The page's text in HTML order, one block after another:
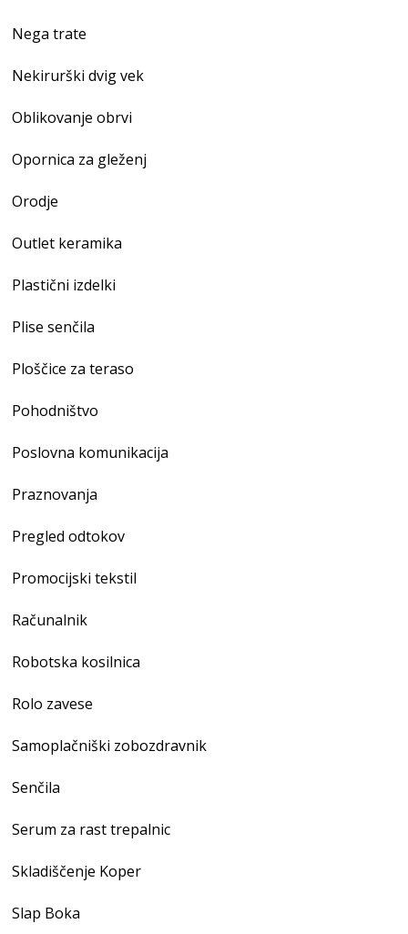
Nega trate
Nekirurški dvig vek
Oblikovanje obrvi
Opornica za gleženj
Orodje
Outlet keramika
Plastični izdelki
Plise senčila
Ploščice za teraso
Pohodništvo
Poslovna komunikacija
Praznovanja
Pregled odtokov
Promocijski tekstil
Računalnik
Robotska kosilnica
Rolo zavese
Samoplačniški zobozdravnik
Senčila
Serum za rast trepalnic
Skladiščenje Koper
Slap Boka